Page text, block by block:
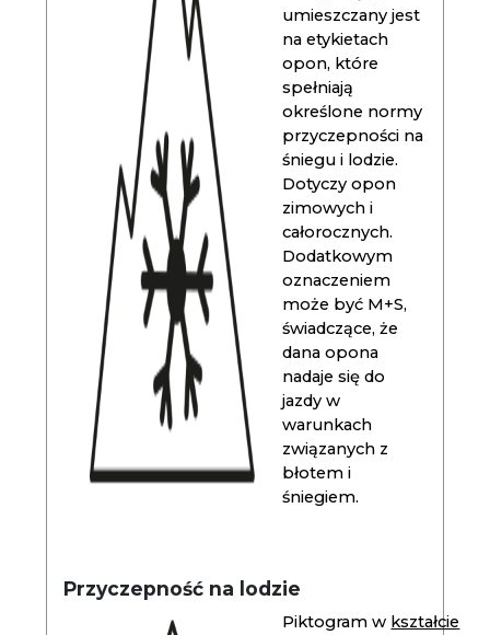
umieszczany jest
na etykietach
opon, które
spełniają
określone normy
przyczepności na
śniegu i lodzie.
Dotyczy opon
zimowych i
całorocznych.
Dodatkowym
oznaczeniem
może być M+S,
świadczące, że
dana opona
nadaje się do
jazdy w
warunkach
związanych z
błotem i
śniegiem.
Przyczepność na lodzie
Piktogram w kształcie